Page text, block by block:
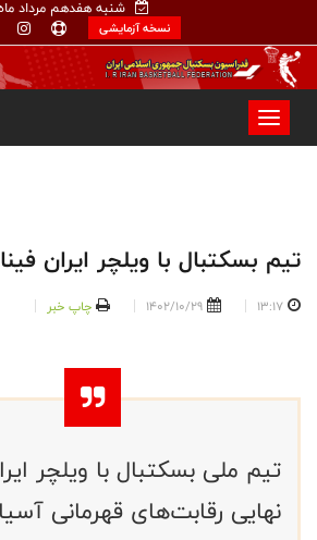
شنبه هفدهم مرداد
نسخه آزمایشی
تيم بسكتبال با ويلچر ايران
13:17
1402/10/29 چاپ خبر
تیم ملی بسکتبال با ویلچر
نهایی رقابت‌های قهرمانی